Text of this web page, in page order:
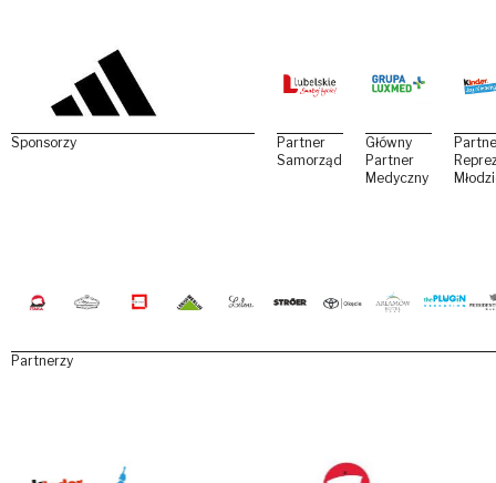
Sponsorzy
Partner
Samorządowy
Główny
Partner
Medyczny
Partnerzy